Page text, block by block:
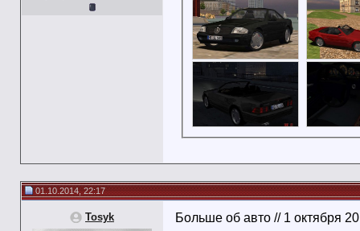
01.10.2014, 22:17
Tosyk
Больше об авто // 1 октября